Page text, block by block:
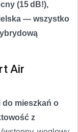
(15 dB!),
— wszystko
Air
do mieszkań o
z